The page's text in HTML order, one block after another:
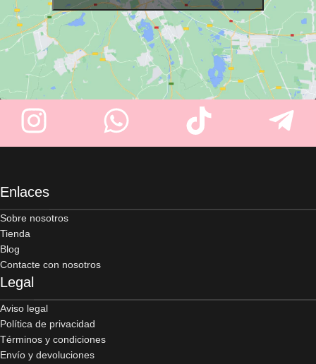
metros. Desconexión
automática y placas resistentes
a químicos. Ideal para uso
profesional o doméstico,
incluso con tratamientos
capilares. Incluye doble voltaje
para viajar sin preocupaciones.
Enlaces
Sobre nosotros
Tienda
Blog
Contacte con nosotros
Legal
Aviso legal
Política de privacidad
Términos y condiciones
Envío y devoluciones